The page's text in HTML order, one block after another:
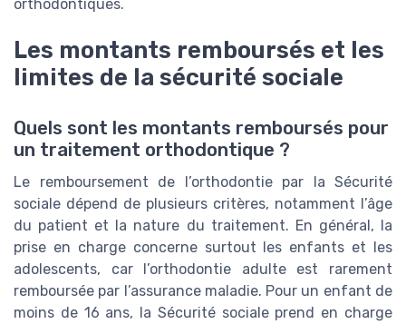
orthodontiques.
Les montants remboursés et les
limites de la sécurité sociale
Quels sont les montants remboursés pour
un traitement orthodontique ?
Le remboursement de l’orthodontie par la Sécurité
sociale dépend de plusieurs critères, notamment l’âge
du patient et la nature du traitement. En général, la
prise en charge concerne surtout les enfants et les
adolescents, car l’orthodontie adulte est rarement
remboursée par l’assurance maladie. Pour un enfant de
moins de 16 ans, la Sécurité sociale prend en charge